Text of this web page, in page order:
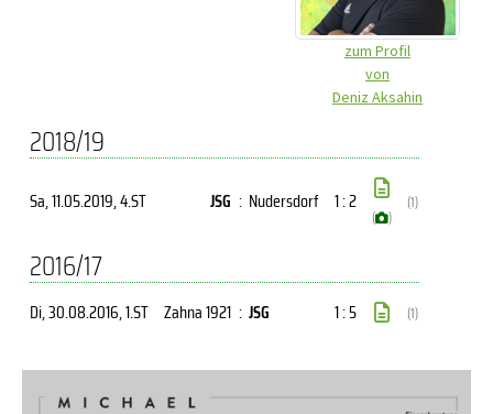
zum Profil
von
Deniz Aksahin
2018/19
Sa, 11.05.2019, 4.ST JSG : Nudersdorf 1 : 2
( )
(1)
2016/17
Di, 30.08.2016, 1.ST Zahna 1921 : JSG 1 : 5 (1)